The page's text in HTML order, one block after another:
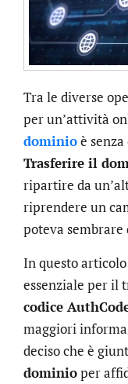
Tra le diverse
per un’attività
dominioè
Trasferire il
ripartire da
riprendere un
poteva sembrare
In questo
essenziale per il
codice
maggiori
deciso che è
dominioper